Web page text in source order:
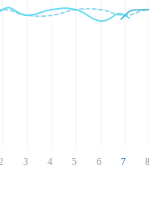
3 4 5 6 7 8